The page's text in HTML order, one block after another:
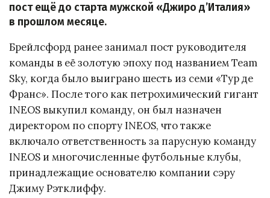
пост ещё до старта мужской «Джиро д’Италия»
в прошлом месяце.
Брейлсфорд ранее занимал пост руководителя
команды в её золотую эпоху под названием Team
Sky, когда было выиграно шесть из семи «Тур де
Франс». После того как петрохимический гигант
INEOS выкупил команду, он был назначен
директором по спорту INEOS, что также
включало ответственность за парусную команду
INEOS и многочисленные футбольные клубы,
принадлежащие основателю компании сэру
Джиму Рэтклиффу.